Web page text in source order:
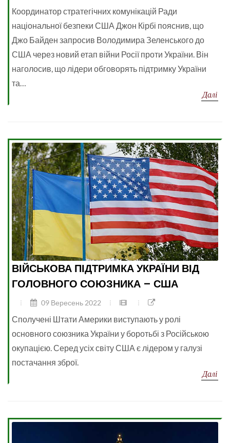
Координатор стратегічних комунікацій Ради
національної безпеки США Джон Кірбі пояснив, що
Джо Байден запросив Володимира Зеленського до
США через новий етап війни Росії проти України. Він
наголосив, що лідери обговорять підтримку України
та…
Далі
ВІЙСЬКОВА ПІДТРИМКА УКРАЇНИ ВІД
ГОЛОВНОГО СОЮЗНИКА – США
09 Вересень 2022
Сполучені Штати Америки виступають у ролі
основного союзника України у боротьбі з Російською
окупацією. Серед усіх світу США є лідером у галузі
постачання зброї.
Далі